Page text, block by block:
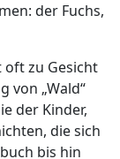
der Fuchs,
oft zu Gesicht
von „Wald“
der Kinder,
die sich
bis hin